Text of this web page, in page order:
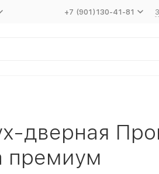
+7 (901)130-41-81
дверная
премиум